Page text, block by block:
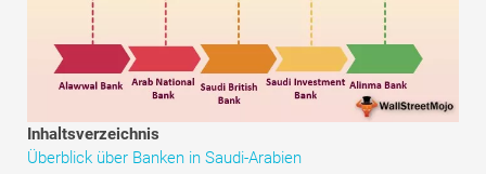
Finanzkarriere-Leitfäden
Ressourcen für die Finanzzertifizierung
Vollständige Form
Inhaltsverzeichnis
Überblick über Banken in Saudi-Arabien